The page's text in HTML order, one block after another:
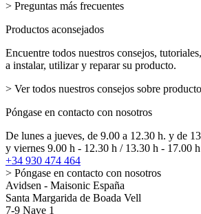
> Preguntas más frecuentes
Productos aconsejados
Encuentre todos nuestros consejos,
a instalar, utilizar y reparar su producto.
> Ver todos nuestros consejos sobre
Póngase en contacto con nosotros
De lunes a jueves, de 9.00 a 12.30 h. y de
y viernes 9.00 h - 12.30 h / 13.30 h - 17.00 h
+34 930 474 464
> Póngase en contacto con nosotros
Avidsen - Maisonic España
Santa Margarida de Boada Vell
7-9 Nave 1